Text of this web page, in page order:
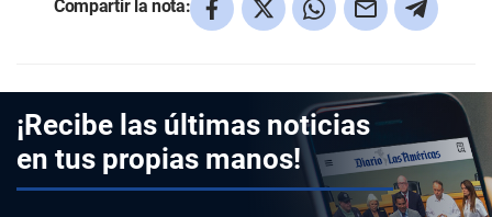
Compartir la nota:
¡Recibe las últimas noticias
en tus propias manos!